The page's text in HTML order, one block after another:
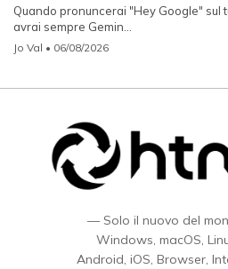
Quando pronuncerai "Hey Google" sul
avrai sempre Gemin...
Jo Val • 06/08/2026
— Solo il nuovo del
Windows, macOS,
Android, iOS, Browser,